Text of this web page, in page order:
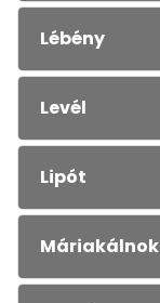
Lébény
Levél
Lipót
Máriakálnok